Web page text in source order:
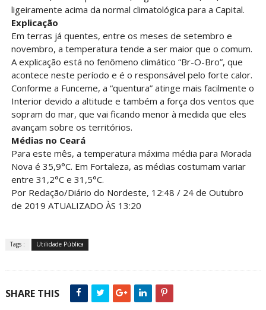
ligeiramente acima da normal climatológica para a Capital.
Explicação
Em terras já quentes, entre os meses de setembro e
novembro, a temperatura tende a ser maior que o comum.
A explicação está no fenômeno climático “Br-O-Bro”, que
acontece neste período e é o responsável pelo forte calor.
Conforme a Funceme, a “quentura” atinge mais facilmente o
Interior devido a altitude e também a força dos ventos que
sopram do mar, que vai ficando menor à medida que eles
avançam sobre os territórios.
Médias no Ceará
Para este mês, a temperatura máxima média para Morada
Nova é 35,9°C. Em Fortaleza, as médias costumam variar
entre 31,2°C e 31,5°C.
Por Redação/Diário do Nordeste, 12:48 / 24 de Outubro
de 2019 ATUALIZADO ÀS 13:20
Tags : Utilidade Pública
SHARE THIS